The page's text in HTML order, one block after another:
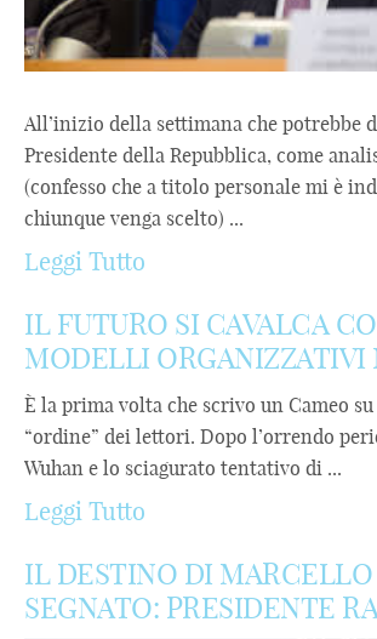
All’inizio della settimana che potrebbe
Presidente della Repubblica, come
(confesso che a titolo personale mi è
chiunque venga scelto) ...
Leggi Tutto
IL FUTURO SI CAVALCA
MODELLI ORGANIZZATIVI
È la prima volta che scrivo un Cameo
“ordine” dei lettori. Dopo l’orrendo
Wuhan e lo sciagurato tentativo di ...
Leggi Tutto
IL DESTINO DI MARCELLO
SEGNATO: PRESIDENTE